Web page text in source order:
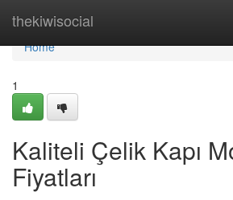
thekiwisocial
Home
Home
1
Kaliteli Çelik Kapı
Fiyatları